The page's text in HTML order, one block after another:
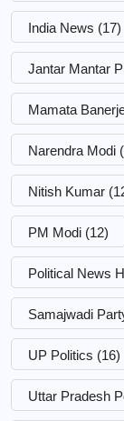
India News (17)
Jantar Mantar
Mamata
Narendra Modi
Nitish Kumar
PM Modi (12)
Political News
Samajwadi
UP Politics (16)
Uttar Pradesh